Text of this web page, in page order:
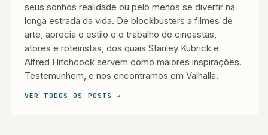
seus sonhos realidade ou pelo menos se divertir na
longa estrada da vida. De blockbusters a filmes de
arte, aprecia o estilo e o trabalho de cineastas,
atores e roteiristas, dos quais Stanley Kubrick e
Alfred Hitchcock servem como maiores inspirações.
Testemunhem, e nos encontramos em Valhalla.
VER TODOS OS POSTS →